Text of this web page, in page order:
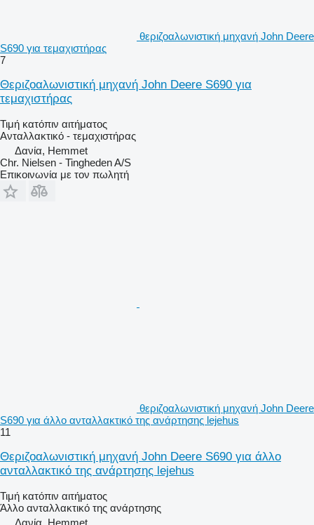
θεριζοαλωνιστική μηχανή John Deere
S690 για τεμαχιστήρας
7
Θεριζοαλωνιστική μηχανή John Deere S690 για
τεμαχιστήρας
Τιμή κατόπιν αιτήματος
Ανταλλακτικό - τεμαχιστήρας
Δανία, Hemmet
Chr. Nielsen - Tingheden A/S
Επικοινωνία με τον πωλητή
θεριζοαλωνιστική μηχανή John Deere
S690 για άλλο ανταλλακτικό της ανάρτησης lejehus
11
Θεριζοαλωνιστική μηχανή John Deere S690 για άλλο
ανταλλακτικό της ανάρτησης lejehus
Τιμή κατόπιν αιτήματος
Άλλο ανταλλακτικό της ανάρτησης
Δανία, Hemmet